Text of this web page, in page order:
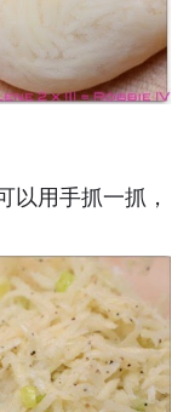
以用手抓一抓，